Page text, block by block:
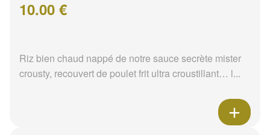
10.00 €
Riz bien chaud nappé de notre sauce secrète mister
crousty, recouvert de poulet frit ultra croustillant… l...